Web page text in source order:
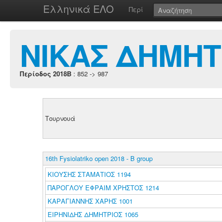
Ελληνικά ΕΛΟ Περί
ΝΙΚΑΣ
Περίοδος 2018B : 852 -> 987
Τουρνουά
16th Fysiolatriko open 2018 - B group
ΚΙΟΥΣΗΣ ΣΤΑΜΑΤΙΟΣ 1194
ΠΑΡΟΓΛΟΥ ΕΦΡΑΙΜ ΧΡΗΣΤΟΣ 1214
ΚΑΡΑΓΙΑΝΝΗΣ ΧΑΡΗΣ 1001
ΕΙΡΗΝΙΔΗΣ ΔΗΜΗΤΡΙΟΣ 1065